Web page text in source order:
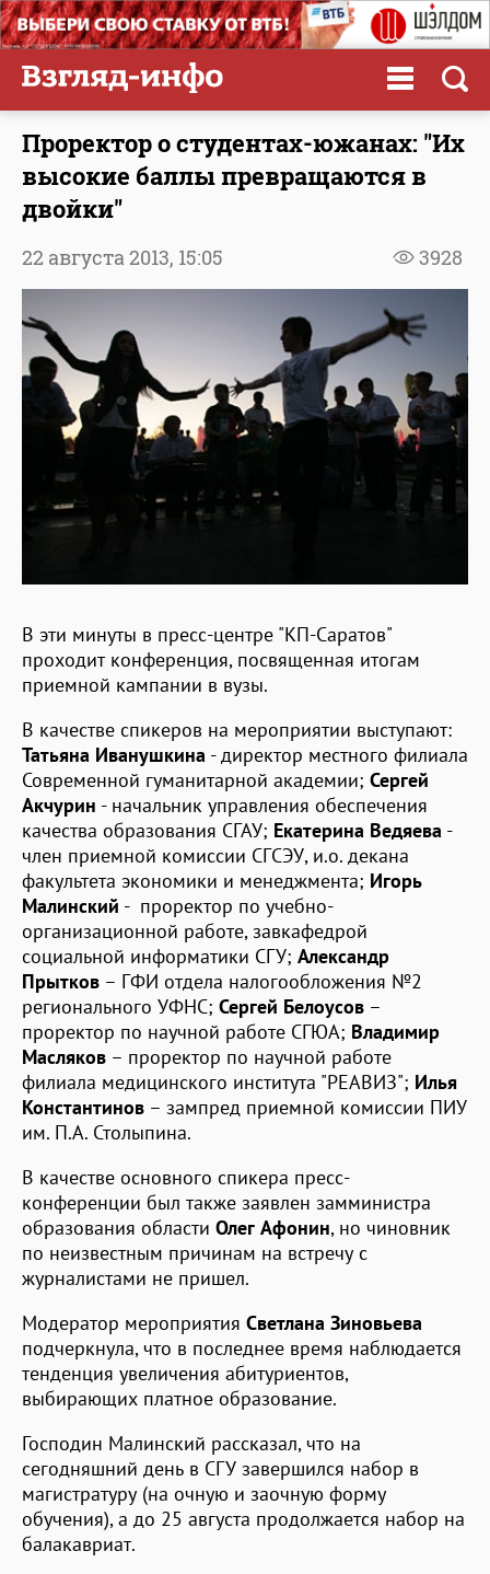
Проректор о студентах-южанах: "Их
высокие баллы превращаются в
двойки"
3928
22 августа 2013, 15:05
В эти минуты в пресс-центре "КП-Саратов"
проходит конференция, посвященная итогам
приемной кампании в вузы.
В качестве спикеров на мероприятии выступают:
Татьяна Иванушкина - директор местного филиала
Современной гуманитарной академии; Сергей
Акчурин - начальник управления обеспечения
качества образования СГАУ; Екатерина Ведяева -
член приемной комиссии СГСЭУ, и.о. декана
факультета экономики и менеджмента; Игорь
Малинский - проректор по учебно-
организационной работе, завкафедрой
социальной информатики СГУ; Александр
Прытков – ГФИ отдела налогообложения №2
регионального УФНС; Сергей Белоусов –
проректор по научной работе СГЮА; Владимир
Масляков – проректор по научной работе
филиала медицинского института "РЕАВИЗ"; Илья
Константинов – зампред приемной комиссии ПИУ
им. П.А. Столыпина.
В качестве основного спикера пресс-
конференции был также заявлен замминистра
образования области Олег Афонин, но чиновник
по неизвестным причинам на встречу с
журналистами не пришел.
Модератор мероприятия Светлана Зиновьева
подчеркнула, что в последнее время наблюдается
тенденция увеличения абитуриентов,
выбирающих платное образование.
Господин Малинский рассказал, что на
сегодняшний день в СГУ завершился набор в
магистратуру (на очную и заочную форму
обучения), а до 25 августа продолжается набор на
балакавриат.